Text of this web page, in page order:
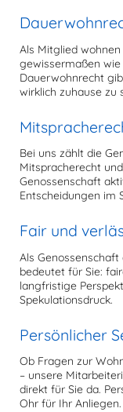
Als Mitglied
gewissermaßen
Dauerwohnrecht
wirklich zuhause zu
Bei uns zählt die
Mitspracherecht
Genossenschaft
Entscheidungen im
Fair und
Als
bedeutet für Sie:
langfristige
Spekulationsdruck.
Persönlicher
Ob Fragen zur
– unsere
direkt für Sie da.
Ohr für Ihr Anliegen.